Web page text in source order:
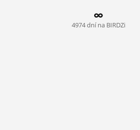
ROLETA4974 dní na BIRDZi